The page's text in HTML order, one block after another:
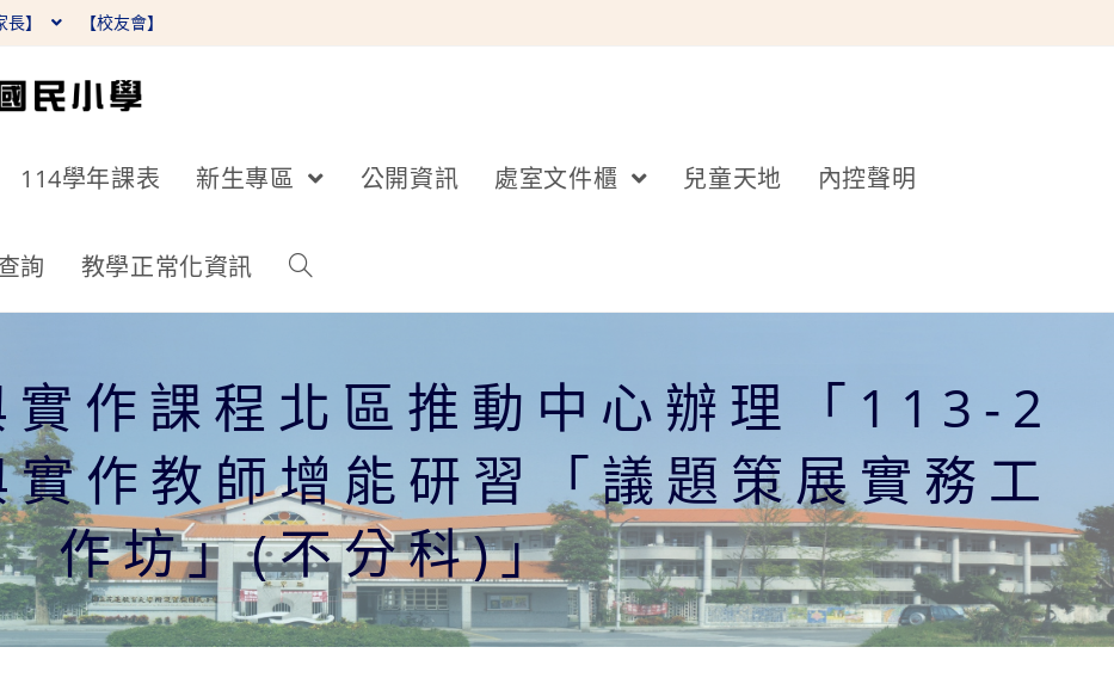
長】 【校友會】
114學年課表 新生專區 公開資訊 處室文件櫃 兒童天地 內控聲明
詢 教學正常化資訊
實作課程北區推動中心辦理「113-2
作教師增能研習「議題策展實務工
作坊」(不分科)」